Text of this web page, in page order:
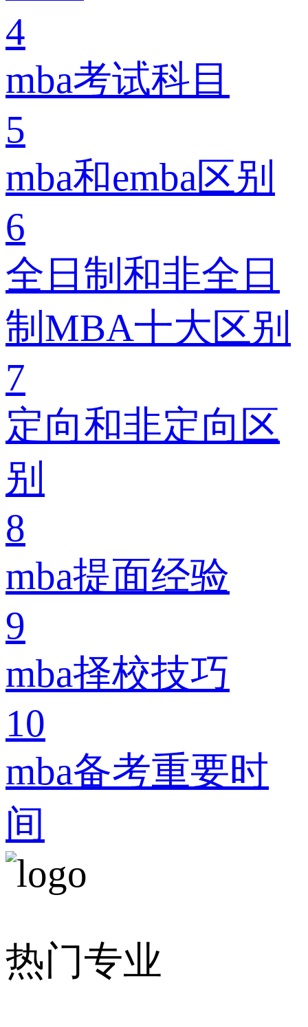
4
mba考试科目
5
mba和emba区别
6
全日制和非全日
制MBA十大区别
7
定向和非定向区
别
8
mba提面经验
9
mba择校技巧
10
mba备考重要时
间
热门专业